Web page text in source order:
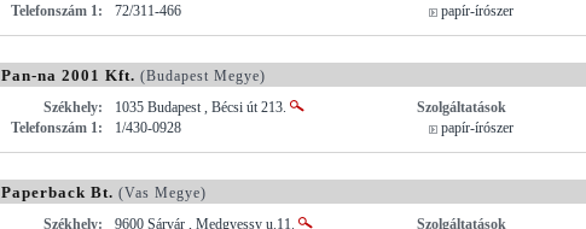
Telefonszám 1:
72/311-466
papír-írószer
Pan-na 2001 Kft. (Budapest Megye)
Székhely:
1035 Budapest , Bécsi út 213.
Telefonszám 1:
1/430-0928
Szolgáltatások
papír-írószer
Paperback Bt. (Vas Megye)
Székhely:
9600 Sárvár , Medgyessy u.11.
Szolgáltatások